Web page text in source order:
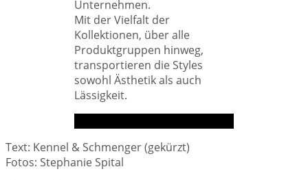
Unternehmen.
Mit der Vielfalt der
Kollektionen, über alle
Produktgruppen hinweg,
transportieren die Styles
sowohl Ästhetik als auch
Lässigkeit.
Text: Kennel & Schmenger (gekürzt)
Fotos: Stephanie Spital